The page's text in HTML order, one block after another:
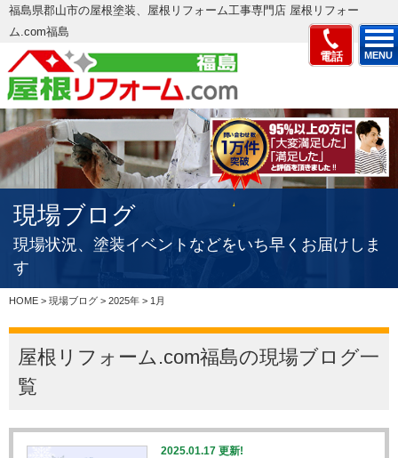
福島県郡山市の屋根塗装、屋根リフォーム工事専門店 屋根リフォー
ム.com福島
電話
MENU
現場ブログ
現場状況、塗装イベントなどをいち早くお届けしま
す
HOME > 現場ブログ > 2025年 > 1月
屋根リフォーム.com福島の現場ブログ一
覧
2025.01.17 更新!